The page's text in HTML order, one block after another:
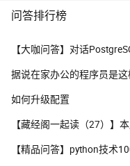
问答排行榜
据说在家办公的程序员是这
如何升级配置
【精品问答】python技术